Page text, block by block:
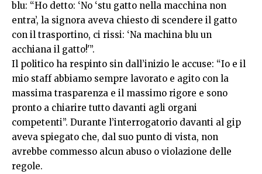
blu: “Ho detto: ‘No ‘stu gatto nella macchina non
entra’, la signora aveva chiesto di scendere il gatto
con il trasportino, ci rissi: ‘Na machina blu un
acchiana il gatto!'”.
Il politico ha respinto sin dall’inizio le accuse: “Io e il
mio staff abbiamo sempre lavorato e agito con la
massima trasparenza e il massimo rigore e sono
pronto a chiarire tutto davanti agli organi
competenti”. Durante l’interrogatorio davanti al gip
aveva spiegato che, dal suo punto di vista, non
avrebbe commesso alcun abuso o violazione delle
regole.